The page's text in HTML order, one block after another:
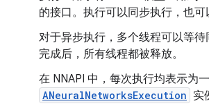
的接口。执行可以同步执行，也可
对于异步执行，多个线程可以等
完成后，所有线程都被释放。
在 NNAPI 中，每次执行均表示为
ANeuralNetworksExecution 实